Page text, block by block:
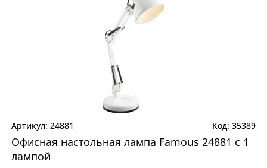
24881 35389
Офисная настольная лампа Famous 24881 с 1
лампой